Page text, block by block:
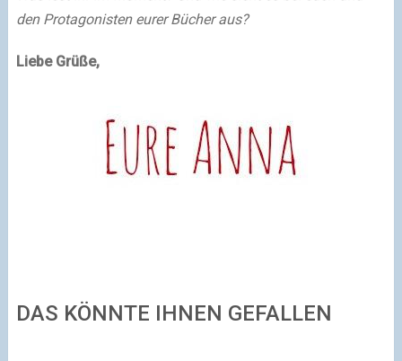
den Protagonisten eurer Bücher aus?
Liebe Grüße,
DAS KÖNNTE IHNEN GEFALLEN